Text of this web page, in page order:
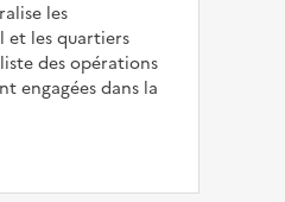
les
et les quartiers
des opérations
engagées dans la